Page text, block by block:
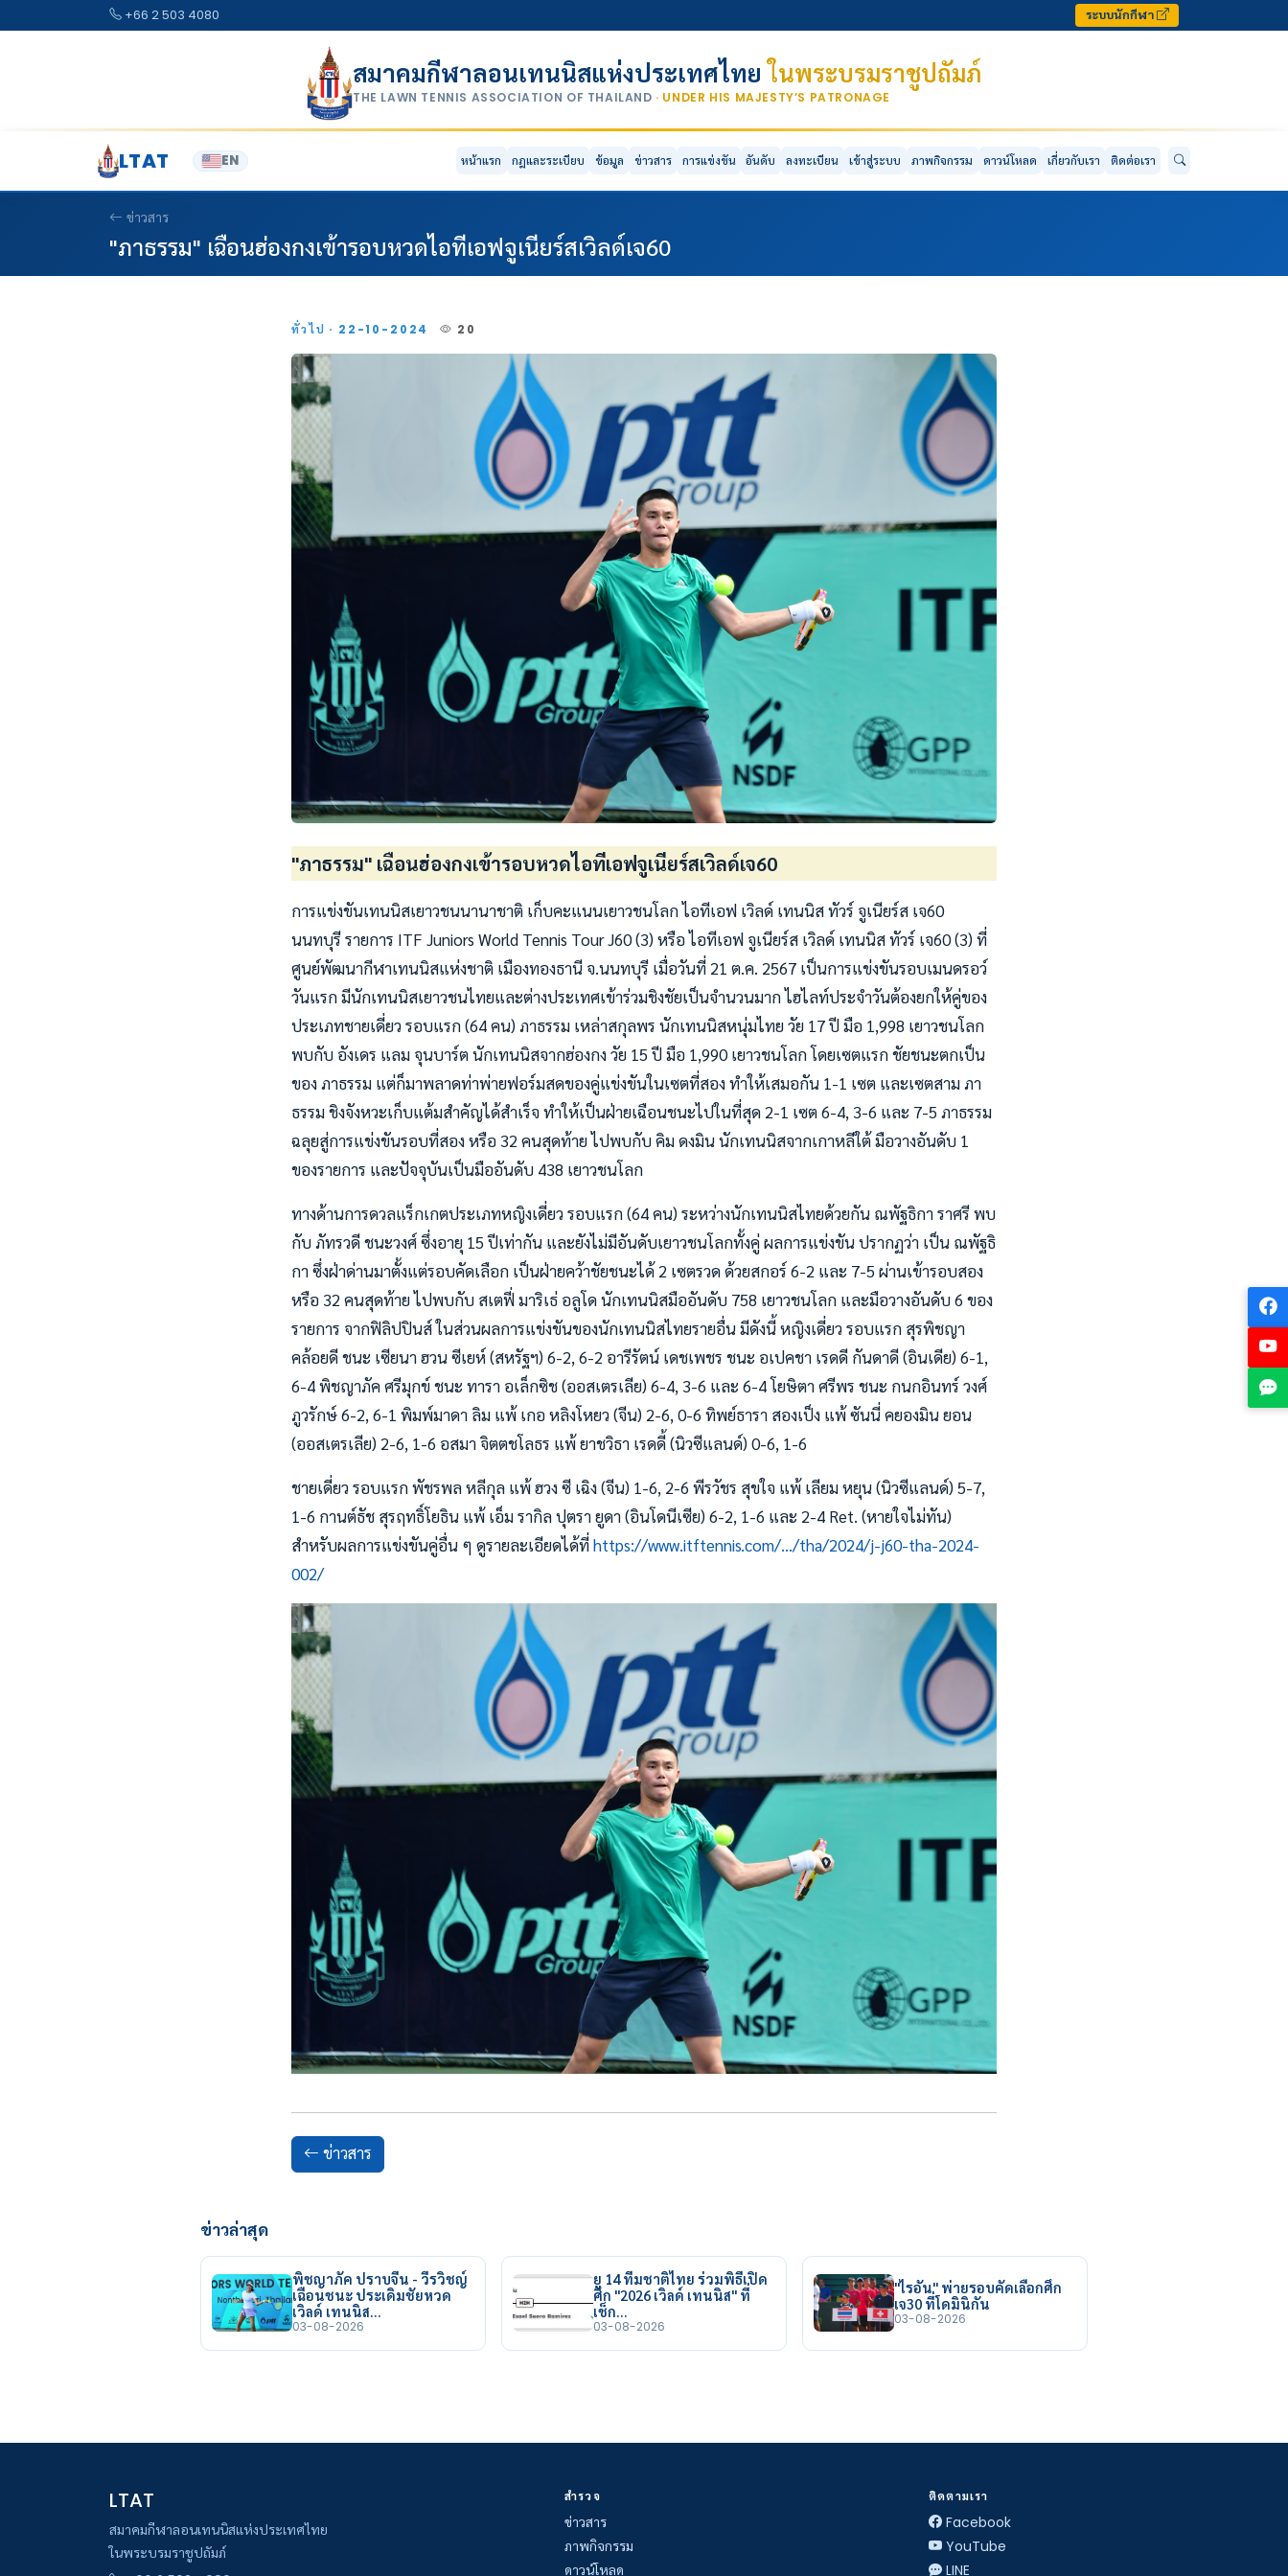
+66 2 503 4080 ระบบนักกีฬา
สมาคมกีฬาลอนเทนนิสแห่งประเทศไทยในพระบรมราชูปถัมภ์
THE LAWN TENNIS ASSOCIATION OF THAILAND · UNDER HIS MAJESTY’S PATRONAGE
LTAT EN หน้าแรก กฎและระเบียบ ข้อมูล ข่าวสาร การแข่งขัน อันดับ ลงทะเบียน เข้าสู่ระบบ ภาพกิจกรรม ดาวน์โหลด เกี่ยวกับเรา ติดต่อเรา
ข่าวสาร
"ภาธรรม" เฉือนฮ่องกงเข้ารอบหวดไอทีเอฟจูเนียร์สเวิลด์เจ60
ทั่วไป · 22-10-2024 20
"ภาธรรม" เฉือนฮ่องกงเข้ารอบหวดไอทีเอฟจูเนียร์สเวิลด์เจ60
การแข่งขันเทนนิสเยาวชนนานาชาติ เก็บคะแนนเยาวชนโลก ไอทีเอฟ เวิลด์ เทนนิส ทัวร์ จูเนียร์ส เจ60
นนทบุรี รายการ ITF Juniors World Tennis Tour J60 (3) หรือ ไอทีเอฟ จูเนียร์ส เวิลด์ เทนนิส ทัวร์ เจ60 (3) ที่
ศูนย์พัฒนากีฬาเทนนิสแห่งชาติ เมืองทองธานี จ.นนทบุรี เมื่อวันที่ 21 ต.ค. 2567 เป็นการแข่งขันรอบเมนดรอว์
วันแรก มีนักเทนนิสเยาวชนไทยและต่างประเทศเข้าร่วมชิงชัยเป็นจำนวนมาก ไฮไลท์ประจำวันต้องยกให้คู่ของ
ประเภทชายเดี่ยว รอบแรก (64 คน) ภาธรรม เหล่าสกุลพร นักเทนนิสหนุ่มไทย วัย 17 ปี มือ 1,998 เยาวชนโลก
พบกับ อังเดร แลม จุนบาร์ต นักเทนนิสจากฮ่องกง วัย 15 ปี มือ 1,990 เยาวชนโลก โดยเซตแรก ชัยชนะตกเป็น
ของ ภาธรรม แต่ก็มาพลาดท่าพ่ายฟอร์มสดของคู่แข่งขันในเซตที่สอง ทำให้เสมอกัน 1-1 เซต และเซตสาม ภา
ธรรม ชิงจังหวะเก็บแต้มสำคัญได้สำเร็จ ทำให้เป็นฝ่ายเฉือนชนะไปในที่สุด 2-1 เซต 6-4, 3-6 และ 7-5 ภาธรรม
ฉลุยสู่การแข่งขันรอบที่สอง หรือ 32 คนสุดท้าย ไปพบกับ คิม ดงมิน นักเทนนิสจากเกาหลีใต้ มือวางอันดับ 1
ของรายการ และปัจจุบันเป็นมืออันดับ 438 เยาวชนโลก
ทางด้านการดวลแร็กเกตประเภทหญิงเดี่ยว รอบแรก (64 คน) ระหว่างนักเทนนิสไทยด้วยกัน ณพัฐธิกา ราศรี พบ
กับ ภัทรวดี ชนะวงศ์ ซึ่งอายุ 15 ปีเท่ากัน และยังไม่มีอันดับเยาวชนโลกทั้งคู่ ผลการแข่งขัน ปรากฏว่า เป็น ณพัฐธิ
กา ซึ่งฝ่าด่านมาตั้งแต่รอบคัดเลือก เป็นฝ่ายคว้าชัยชนะได้ 2 เซตรวด ด้วยสกอร์ 6-2 และ 7-5 ผ่านเข้ารอบสอง
หรือ 32 คนสุดท้าย ไปพบกับ สเตฟี่ มาริเธ่ อลูโด นักเทนนิสมืออันดับ 758 เยาวชนโลก และมือวางอันดับ 6 ของ
รายการ จากฟิลิปปินส์ ในส่วนผลการแข่งขันของนักเทนนิสไทยรายอื่น มีดังนี้ หญิงเดี่ยว รอบแรก สุรพิชญา
คล้อยดี ชนะ เซียนา ฮวน ซีเยห์ (สหรัฐฯ) 6-2, 6-2 อารีรัตน์ เดชเพชร ชนะ อเปคชา เรดดี กันดาดี (อินเดีย) 6-1,
6-4 พิชญาภัค ศรีมุกข์ ชนะ ทารา อเล็กซิช (ออสเตรเลีย) 6-4, 3-6 และ 6-4 โยษิตา ศรีพร ชนะ กนกอินทร์ วงศ์
ภูวรักษ์ 6-2, 6-1 พิมพ์มาดา ลิม แพ้ เกอ หลิงโหยว (จีน) 2-6, 0-6 ทิพย์ธารา สองเป็ง แพ้ ซันนี่ คยองมิน ยอน
(ออสเตรเลีย) 2-6, 1-6 อสมา จิตตชโลธร แพ้ ยาชวิธา เรดดี้ (นิวซีแลนด์) 0-6, 1-6
ชายเดี่ยว รอบแรก พัชรพล หลีกุล แพ้ ฮวง ซี เฉิง (จีน) 1-6, 2-6 พีรวัชร สุขใจ แพ้ เลียม หยุน (นิวซีแลนด์) 5-7,
1-6 กานต์ธัช สุรฤทธิ์โยธิน แพ้ เอ็ม รากิล ปุตรา ยูดา (อินโดนีเซีย) 6-2, 1-6 และ 2-4 Ret. (หายใจไม่ทัน)
สำหรับผลการแข่งขันคู่อื่น ๆ ดูรายละเอียดได้ที่https://www.itftennis.com/.../tha/2024/j-j60-tha-2024-
002/
ข่าวสาร
ข่าวล่าสุด
พิชญาภัค ปราบจีน - วีรวิชญ์
เฉือนชนะ ประเดิมชัยหวด
เวิลด์ เทนนิส…
03-08-2026
ยู 14 ทีมชาติไทย ร่วมพิธีเปิด
ศึก "2026 เวิลด์ เทนนิส" ที่
เช็ก…
03-08-2026
"ไรอัน" พ่ายรอบคัดเลือกศึก
เจ30 ที่โดมินิกัน
03-08-2026
LTAT
สมาคมกีฬาลอนเทนนิสแห่งประเทศไทย
ในพระบรมราชูปถัมภ์
สำรวจ
ข่าวสาร
ภาพกิจกรรม
ดาวน์โหลด
ติดตามเรา
Facebook
YouTube
LINE